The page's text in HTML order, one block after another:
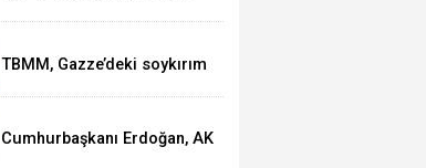
TBMM, Gazze’deki soykırım
Cumhurbaşkanı Erdoğan, AK